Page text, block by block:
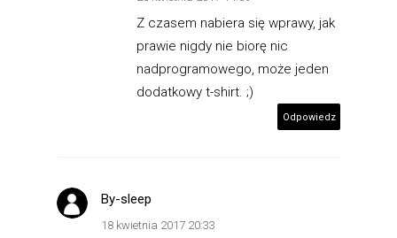
Z czasem nabiera się wprawy, jak
prawie nigdy nie biorę nic
nadprogramowego, może jeden
dodatkowy t-shirt. ;)
Odpowiedz
By-sleep
18 kwietnia 2017 20:33